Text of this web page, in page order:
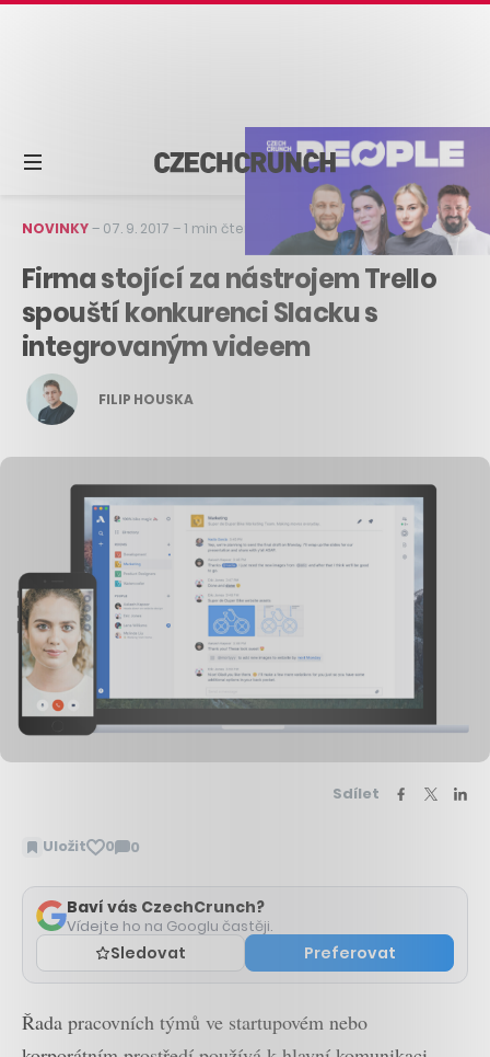
NOVINKY– 07. 9. 2017 –1 min čtení
Firma stojící za nástrojem Trello
spouští konkurenci Slacku s
integrovaným videem
FILIP HOUSKA
Sdílet
Uložit 0 0
Zobrazit
Baví vás CzechCrunch?
Vídejte ho na Googlu častěji.
Sledovat Preferovat
Řada pracovních týmů ve startupovém nebo